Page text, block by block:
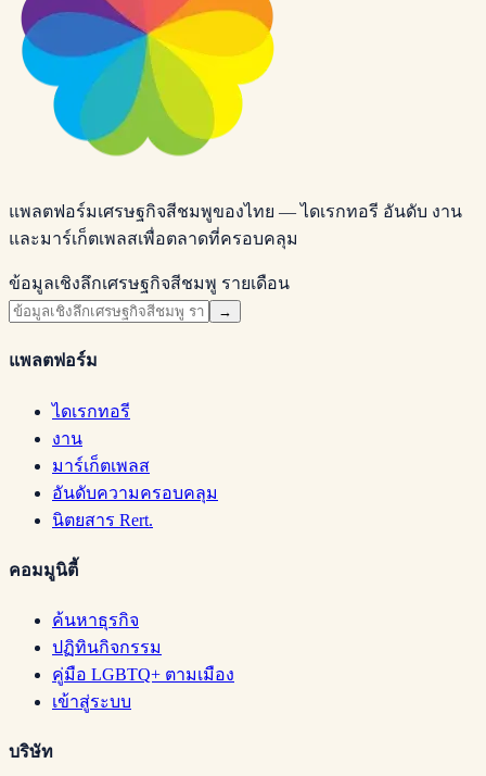
แพลตฟอร์มเศรษฐกิจสีชมพูของไทย — ไดเรกทอรี อันดับ งาน
และมาร์เก็ตเพลสเพื่อตลาดที่ครอบคลุม
ข้อมูลเชิงลึกเศรษฐกิจสีชมพู รายเดือน
→
แพลตฟอร์ม
ไดเรกทอรี
งาน
มาร์เก็ตเพลส
อันดับความครอบคลุม
นิตยสาร Rert.
คอมมูนิตี้
ค้นหาธุรกิจ
ปฏิทินกิจกรรม
คู่มือ LGBTQ+ ตามเมือง
เข้าสู่ระบบ
บริษัท